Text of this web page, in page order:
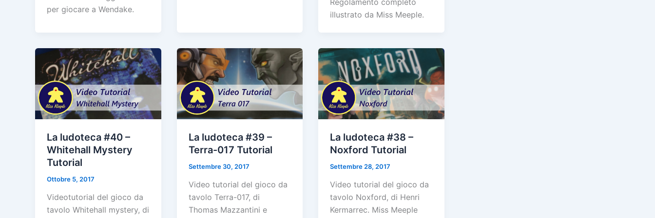
per giocare a Wendake.
Regolamento completo
illustrato da Miss Meeple.
La ludoteca #40 –
Whitehall Mystery
Tutorial
Ottobre 5, 2017
Videotutorial del gioco da
tavolo Whitehall mystery, di
La ludoteca #39 –
Terra-017 Tutorial
Settembre 30, 2017
Video tutorial del gioco da
tavolo Terra-017, di
Thomas Mazzantini e
La ludoteca #38 –
Noxford Tutorial
Settembre 28, 2017
Video tutorial del gioco da
tavolo Noxford, di Henri
Kermarrec. Miss Meeple